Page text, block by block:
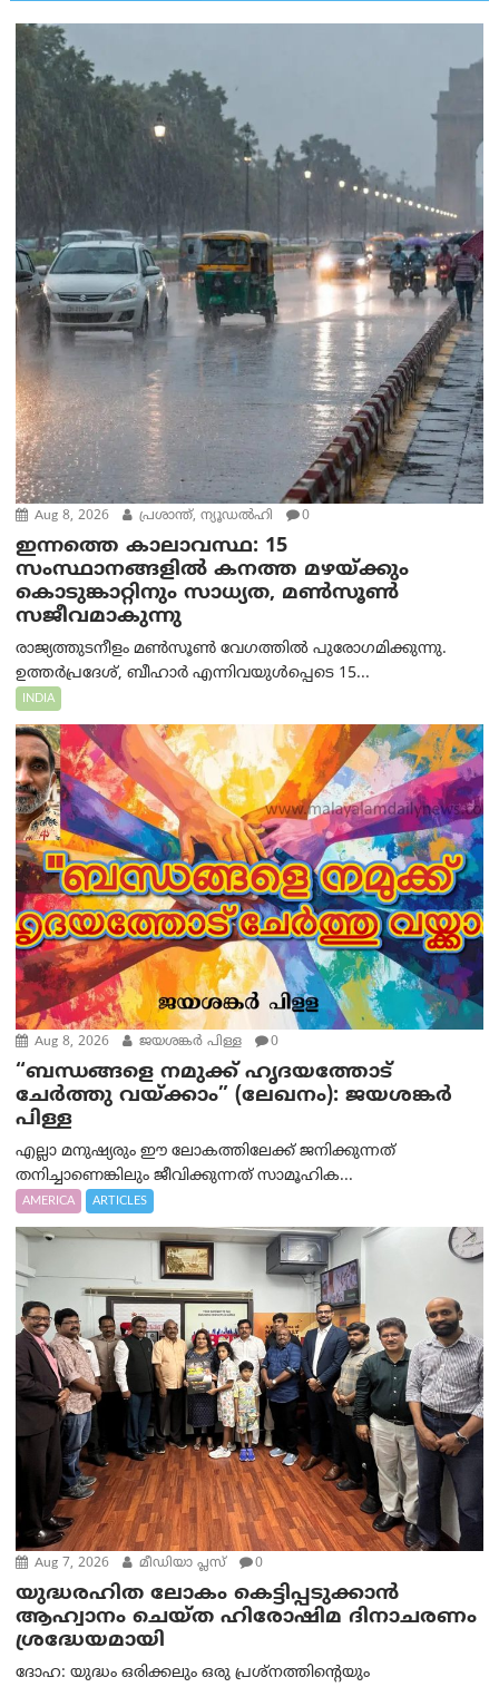
Aug 8, 2026 പ്രശാന്ത്, ന്യൂഡല്‍ഹി 0
ഇന്നത്തെ കാലാവസ്ഥ: 15
സംസ്ഥാനങ്ങളിൽ കനത്ത മഴയ്ക്കും
കൊടുങ്കാറ്റിനും സാധ്യത, മൺസൂൺ
സജീവമാകുന്നു
രാജ്യത്തുടനീളം മൺസൂൺ വേഗത്തിൽ പുരോഗമിക്കുന്നു.
ഉത്തർപ്രദേശ്, ബീഹാർ എന്നിവയുൾപ്പെടെ 15...
INDIA
Aug 8, 2026 ജയശങ്കര്‍ പിള്ള 0
“ബന്ധങ്ങളെ നമുക്ക് ഹൃദയത്തോട്
ചേർത്തു വയ്ക്കാം” (ലേഖനം): ജയശങ്കര്‍
പിള്ള
എല്ലാ മനുഷ്യരും ഈ ലോകത്തിലേക്ക് ജനിക്കുന്നത്
തനിച്ചാണെങ്കിലും ജീവിക്കുന്നത് സാമൂഹിക...
AMERICA ARTICLES
Aug 7, 2026 മീഡിയാ പ്ലസ് 0
യുദ്ധരഹിത ലോകം കെട്ടിപ്പടുക്കാന്‍
ആഹ്വാനം ചെയ്ത ഹിരോഷിമ ദിനാചരണം
ശ്രദ്ധേയമായി
ദോഹ: യുദ്ധം ഒരിക്കലും ഒരു പ്രശ്‌നത്തിന്റെയും